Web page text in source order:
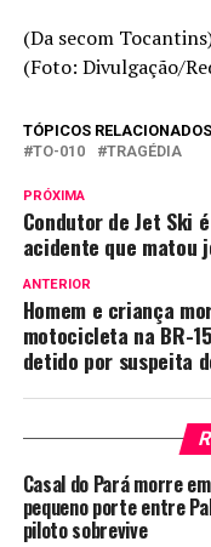
(Da secom
(Foto: Divulgação/
TÓPICOS RELACIONADOS
TO-010
TRAGÉDIA
PRÓXIMA
Condutor de Jet Ski
acidente que matou
ANTERIOR
Homem e criança
motocicleta na BR-
detido por suspeita
Casal do Pará morre
pequeno porte entre
piloto sobrevive